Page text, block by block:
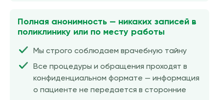
Полная анонимность — никаких записей в
поликлинику или по месту работы
Мы строго соблюдаем врачебную тайну
Все процедуры и обращения проходят в
конфиденциальном формате — информация
о пациенте не передается в сторонние